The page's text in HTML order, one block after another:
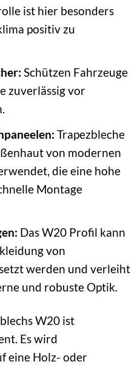
ist hier besonders
positiv zu
Schützen Fahrzeuge
zuverlässig vor
Trapezbleche
von modernen
die eine hohe
Montage
Das W20 Profil kann
von
werden und verleiht
und robuste Optik.
W20 ist
Es wird
eine Holz- oder